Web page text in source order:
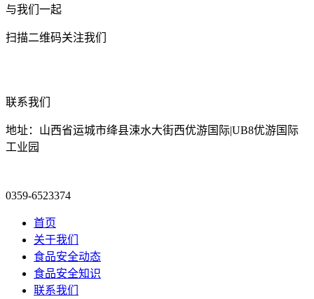
与我们一起
扫描二维码关注我们
联系我们
地址：山西省运城市绛县涑水大街西优游国际|UB8优游国际
工业园
0359-6523374
首页
关于我们
食品安全动态
食品安全知识
联系我们